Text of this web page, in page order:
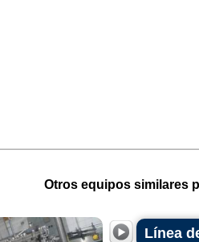
Otros equipos similares
Línea